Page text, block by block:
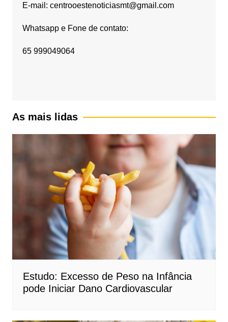
E-mail: centrooestenoticiasmt@gmail.com
Whatsapp e Fone de contato:
65 999049064
As mais lidas
Estudo: Excesso de Peso na Infância
pode Iniciar Dano Cardiovascular